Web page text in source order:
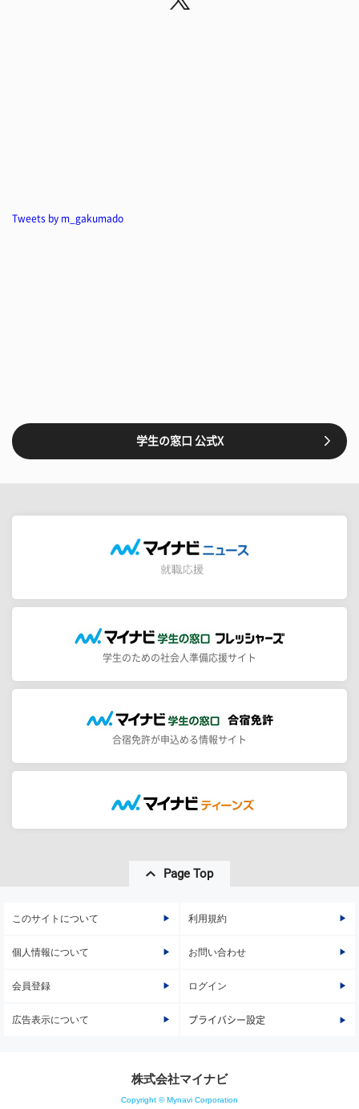
Tweets by m_gakumado
学生の窓口 公式X
学生のための社会人準備応援サイト
合宿免許が申込める情報サイト
Page Top
このサイトについて 利用規約
個人情報について お問い合わせ
会員登録 ログイン
広告表示について プライバシー設定
株式会社マイナビ
Copyright © Mynavi Corporation